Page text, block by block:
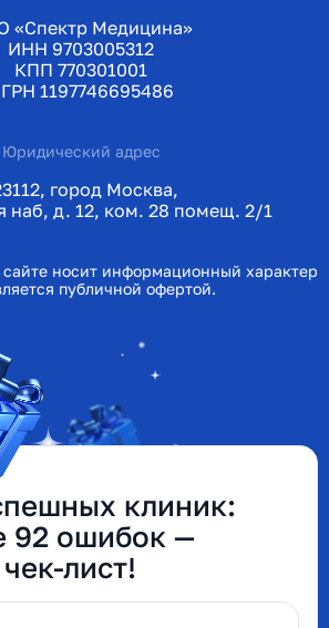
«Спектр Медицина»
ИНН 9703005312
КПП 770301001
1197746695486
Юридический адрес
город Москва,
наб, д. 12, ком. 28 помещ. 2/1
носит информационный характер
публичной офертой.
клиник:
92 ошибок —
лист!